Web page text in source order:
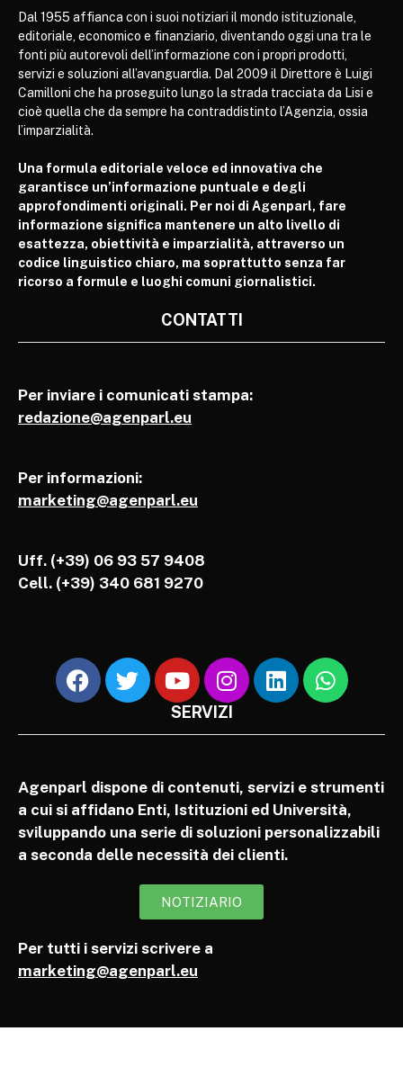
Dal 1955 affianca con i suoi notiziari il mondo istituzionale,
editoriale, economico e finanziario, diventando oggi una tra le
fonti più autorevoli dell’informazione con i propri prodotti,
servizi e soluzioni all’avanguardia. Dal 2009 il Direttore è Luigi
Camilloni che ha proseguito lungo la strada tracciata da Lisi e
cioè quella che da sempre ha contraddistinto l’Agenzia, ossia
l’imparzialità.
Una formula editoriale veloce ed innovativa che
garantisce un’informazione puntuale e degli
approfondimenti originali. Per noi di Agenparl, fare
informazione significa mantenere un alto livello di
esattezza, obiettività e imparzialità, attraverso un
codice linguistico chiaro, ma soprattutto senza far
ricorso a formule e luoghi comuni giornalistici.
CONTATTI
Per inviare i comunicati stampa:
redazione@agenparl.eu
Per informazioni:
marketing@agenparl.eu
Uff. (+39) 06 93 57 9408
Cell. (+39) 340 681 9270
SERVIZI
Agenparl dispone di contenuti, servizi e strumenti
a cui si affidano Enti, Istituzioni ed Università,
sviluppando una serie di soluzioni personalizzabili
a seconda delle necessità dei clienti.
NOTIZIARIO
Per tutti i servizi scrivere a
marketing@agenparl.eu